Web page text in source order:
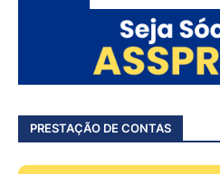
PRESTAÇÃO DE CONTAS